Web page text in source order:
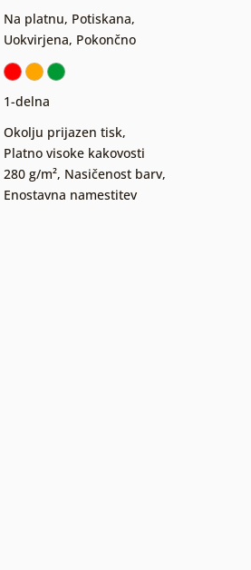
Na platnu, Potiskana,
Uokvirjena, Pokončno
1-delna
Okolju prijazen tisk,
Platno visoke kakovosti
280 g/m², Nasičenost barv,
Enostavna namestitev